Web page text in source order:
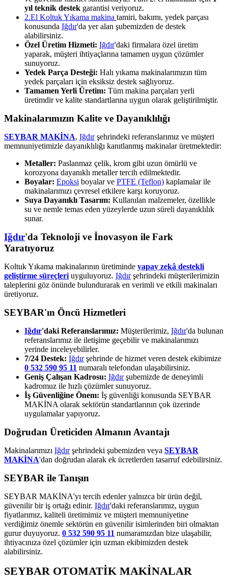
yıl teknik destek garantisi veriyoruz.
2.El Koltuk Yıkama makina tamiri, bakımı, yedek parçası
konusunda Iğdır'da yer alan şubemizden de destek
alabilirsiniz.
Özel Üretim Hizmeti: Iğdır'daki firmalara özel üretim
yaparak, müşteri ihtiyaçlarına tamamen uygun çözümler
sunuyoruz.
Yedek Parça Desteği: Halı yıkama makinalarımızın tüm
yedek parçaları için eksiksiz destek sağlıyoruz.
Tamamen Yerli Üretim: Tüm makina parçaları yerli
üretimdir ve kalite standartlarına uygun olarak geliştirilmiştir.
Makinalarımızın Kalite ve Dayanıklılığı
SEYBAR MAKİNA, Iğdırşehrindeki referanslarımız ve müşteri
memnuniyetimizle dayanıklılığı kanıtlanmış makinalar üretmektedir:
Metaller: Paslanmaz çelik, krom gibi uzun ömürlü ve
korozyona dayanıklı metaller tercih edilmektedir.
Boyalar: Epoksi boyalar ve PTFE (Teflon) kaplamalar ile
makinalarımızı çevresel etkilere karşı koruyoruz.
Suya Dayanıklı Tasarım: Kullanılan malzemeler, özellikle
su ve nemle temas eden yüzeylerde uzun süreli dayanıklılık
sunar.
Iğdır'da Teknoloji ve İnovasyon ile Fark
Yaratıyoruz
Koltuk Yıkama makinalarının üretiminde yapay zekâ destekli
geliştirme süreçleri uyguluyoruz. Iğdırşehrindeki müşterilerimizin
taleplerini göz önünde bulundurarak en verimli ve etkili makinaları
üretiyoruz.
SEYBAR'ın Öncü Hizmetleri
Iğdır'daki Referanslarımız: Müşterilerimiz, Iğdır'da bulunan
referanslarımız ile iletişime geçebilir ve makinalarımızı
yerinde inceleyebilirler.
7/24 Destek: Iğdırşehrinde de hizmet veren destek ekibimize
0 532 590 95 11 numaralı telefondan ulaşabilirsiniz.
Geniş Çalışan Kadrosu: Iğdırşubemizde de deneyimli
kadromuz ile hızlı çözümler sunuyoruz.
İş Güvenliğine Önem: İş güvenliği konusunda SEYBAR
MAKİNA olarak sektörün standartlarının çok üzerinde
uygulamalar yapıyoruz.
Doğrudan Üreticiden Almanın Avantajı
Makinalarımızı Iğdırşehrindeki şubemizden veya SEYBAR
MAKİNA'dan doğrudan alarak ek ücretlerden tasarruf edebilirsiniz.
SEYBAR ile Tanışın
SEYBAR MAKİNA'yı tercih edenler yalnızca bir ürün değil,
güvenilir bir iş ortağı edinir. Iğdır'daki referanslarımız, uygun
fiyatlarımız, kaliteli üretimimiz ve müşteri memnuniyetine
verdiğimiz önemle sektörün en güvenilir isimlerinden biri olmaktan
gurur duyuyoruz. 0 532 590 95 11 numaramızdan bize ulaşabilir,
ihtiyacınıza özel çözümler için uzman ekibimizden destek
alabilirsiniz.
SEYBAR OTOMATİK MAKİNALAR